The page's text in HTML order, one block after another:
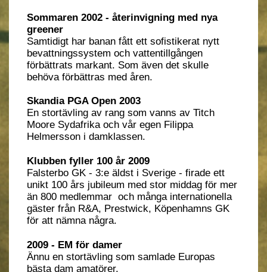
Sommaren 2002 - återinvigning med nya
greener
Samtidigt har banan fått ett sofistikerat nytt
bevattningssystem och vattentillgången
förbättrats markant. Som även det skulle
behöva förbättras med åren.
Skandia PGA Open 2003
En stortävling av rang som vanns av Titch
Moore Sydafrika och vår egen Filippa
Helmersson i damklassen.
Klubben fyller 100 år 2009
Falsterbo GK - 3:e äldst i Sverige - firade ett
unikt 100 års jubileum med stor middag för mer
än 800 medlemmar och många internationella
gäster från R&A, Prestwick, Köpenhamns GK
för att nämna några.
2009 - EM för damer
Ännu en stortävling som samlade Europas
bästa dam amatörer.